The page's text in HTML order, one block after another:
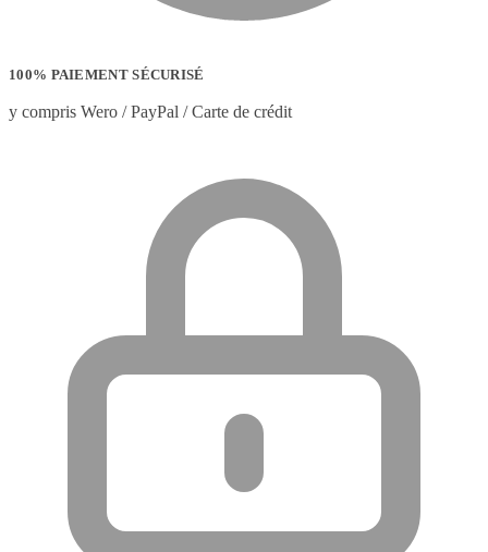
100% PAIEMENT SÉCURISÉ
y compris Wero / PayPal / Carte de crédit